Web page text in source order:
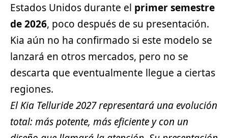
Estados Unidos durante el primer semestre
de 2026, poco después de su presentación.
Kia aún no ha confirmado si este modelo se
lanzará en otros mercados, pero no se
descarta que eventualmente llegue a ciertas
regiones.
El Kia Telluride 2027 representará una evolución
total: más potente, más eficiente y con un